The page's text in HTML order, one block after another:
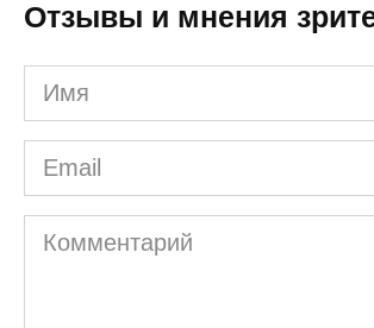
Отзывы и мнения
Имя
Email
Комментарий